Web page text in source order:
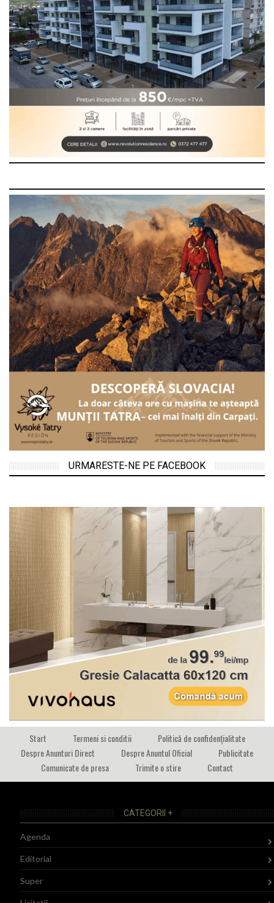
URMARESTE-NE PE FACEBOOK
Start Termeni si conditii
Politică de confidențialitate
Despre Anunturi Direct
Despre Anuntul Oficial
Publicitate
Comunicate de presa
Trimite o stire Contact
CATEGORII +
Agenda
Editorial
Super